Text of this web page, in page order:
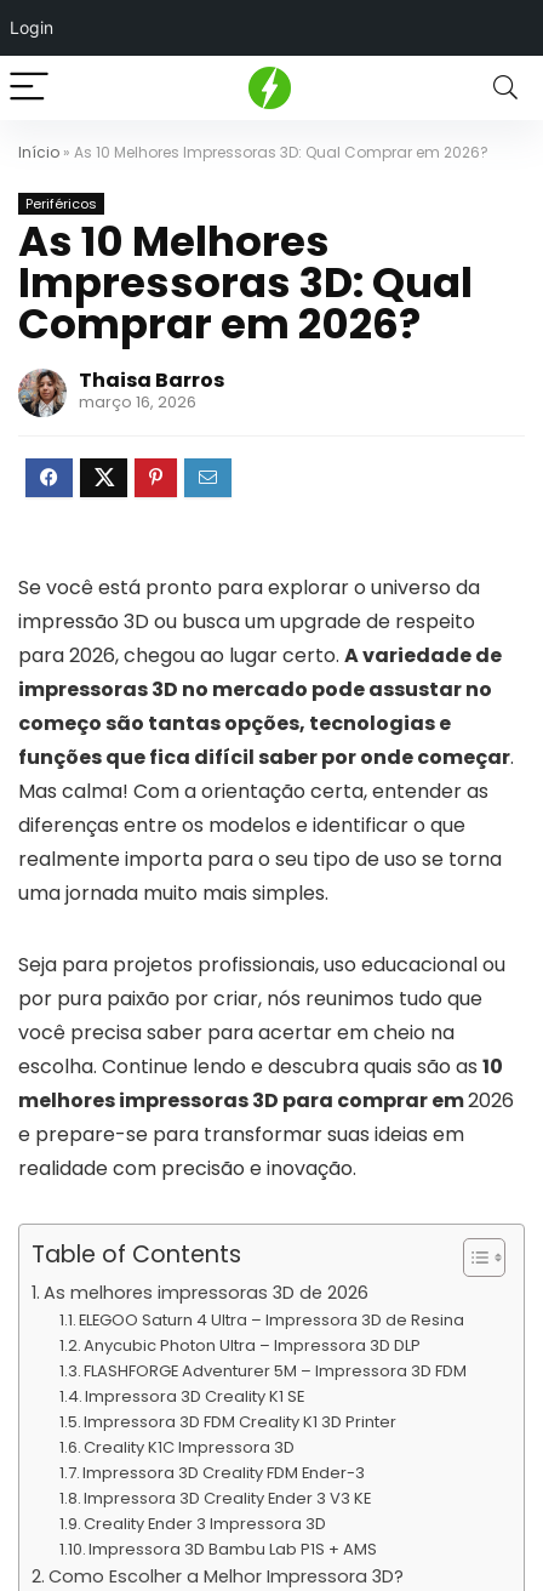
Login
Início » As 10 Melhores Impressoras 3D: Qual Comprar em 2026?
Periféricos
As 10 Melhores
Impressoras 3D: Qual
Comprar em 2026?
Thaisa Barros
março 16, 2026
Se você está pronto para explorar o universo da
impressão 3D ou busca um upgrade de respeito
para 2026, chegou ao lugar certo. A variedade de
impressoras 3D no mercado pode assustar no
começo são tantas opções, tecnologias e
funções que fica difícil saber por onde começar.
Mas calma! Com a orientação certa, entender as
diferenças entre os modelos e identificar o que
realmente importa para o seu tipo de uso se torna
uma jornada muito mais simples.
Seja para projetos profissionais, uso educacional ou
por pura paixão por criar, nós reunimos tudo que
você precisa saber para acertar em cheio na
escolha. Continue lendo e descubra quais são as 10
melhores impressoras 3D para comprar em2026
e prepare-se para transformar suas ideias em
realidade com precisão e inovação.
Table of Contents
As melhores impressoras 3D de 2026
ELEGOO Saturn 4 Ultra – Impressora 3D de Resina
Anycubic Photon Ultra – Impressora 3D DLP
FLASHFORGE Adventurer 5M – Impressora 3D FDM
Impressora 3D Creality K1 SE
Impressora 3D FDM Creality K1 3D Printer
Creality K1C Impressora 3D
Impressora 3D Creality FDM Ender-3
Impressora 3D Creality Ender 3 V3 KE
Creality Ender 3 Impressora 3D
Impressora 3D Bambu Lab P1S + AMS
Como Escolher a Melhor Impressora 3D?